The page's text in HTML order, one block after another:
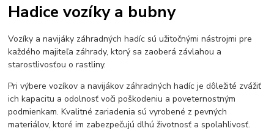
Hadice vozíky a bubny
Vozíky a navijáky záhradných hadíc sú užitočnými nástrojmi pre
každého majiteľa záhrady, ktorý sa zaoberá závlahou a
starostlivosťou o rastliny.
Pri výbere vozíkov a navijákov záhradných hadíc je dôležité zvážiť
ich kapacitu a odolnosť voči poškodeniu a poveternostným
podmienkam. Kvalitné zariadenia sú vyrobené z pevných
materiálov, ktoré im zabezpečujú dlhú životnosť a spolahlivosť.